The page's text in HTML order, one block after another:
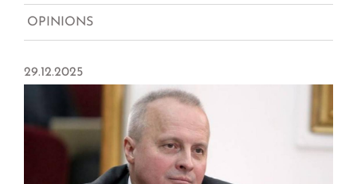
OPINIONS
29.12.2025